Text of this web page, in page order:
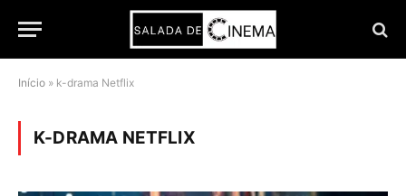
Início » k-drama Netflix
K-DRAMA NETFLIX